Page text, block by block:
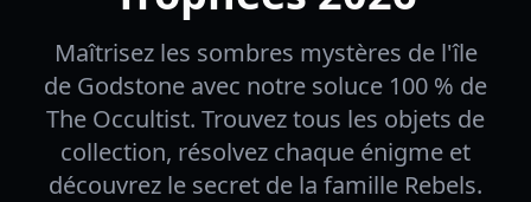
Maîtrisez les sombres mystères de l'île
de Godstone avec notre soluce 100 % de
The Occultist. Trouvez tous les objets de
collection, résolvez chaque énigme et
découvrez le secret de la famille Rebels.